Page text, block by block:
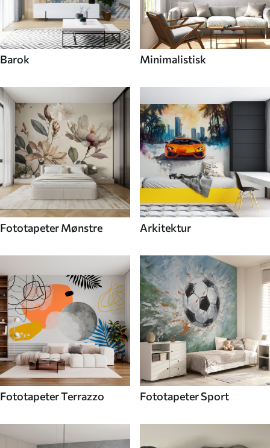
Barok Minimalistisk
Fototapeter Mønstre Arkitektur
Fototapeter Terrazzo Fototapeter Sport